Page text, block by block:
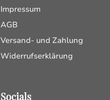
Impressum
AGB
Versand- und Zahlung
Widerrufserklärung
Socials